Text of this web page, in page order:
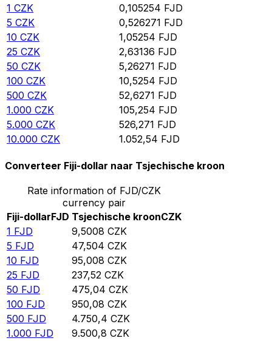
1 CZK 0,105254 FJD
5 CZK 0,526271 FJD
10 CZK 1,05254 FJD
25 CZK 2,63136 FJD
50 CZK 5,26271 FJD
100 CZK 10,5254 FJD
500 CZK 52,6271 FJD
1.000 CZK 105,254 FJD
5.000 CZK 526,271 FJD
10.000 CZK 1.052,54 FJD
Converteer Fiji-dollar naar Tsjechische kroon
Rate information of FJD/CZK
currency pair
Fiji-dollarFJD Tsjechische kroonCZK
1 FJD 9,5008 CZK
5 FJD 47,504 CZK
10 FJD 95,008 CZK
25 FJD 237,52 CZK
50 FJD 475,04 CZK
100 FJD 950,08 CZK
500 FJD 4.750,4 CZK
1.000 FJD 9.500,8 CZK